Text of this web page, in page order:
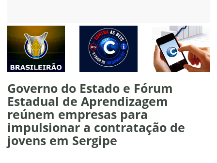
Governo do Estado e Fórum
Estadual de Aprendizagem
reúnem empresas para
impulsionar a contratação de
jovens em Sergipe